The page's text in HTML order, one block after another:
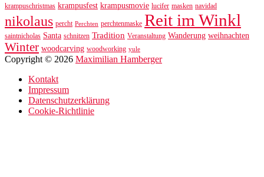
krampuschristmas krampusfest krampusmovie lucifer masken navidad
nikolaus percht Perchten perchtenmaske Reit im Winkl
saintnicholas Santa schnitzen Tradition Veranstaltung Wanderung weihnachten
Winter woodcarving woodworking yule
Copyright © 2026 Maximilian Hamberger
Kontakt
Impressum
Datenschutzerklärung
Cookie-Richtlinie